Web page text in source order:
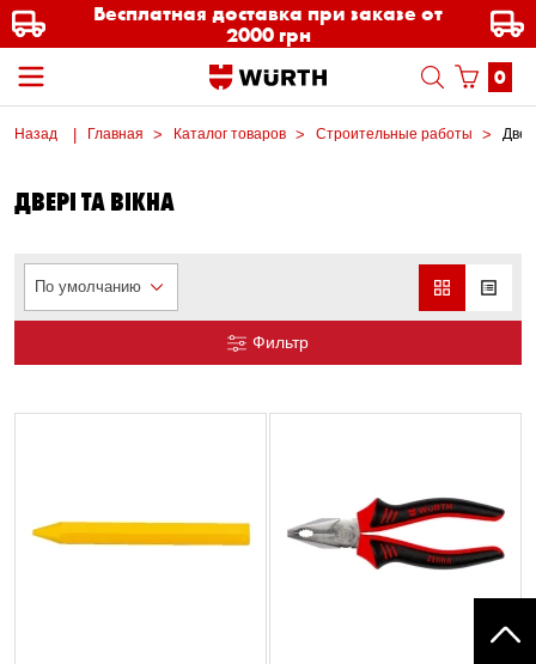
Бесплатная доставка при заказе от
2000 грн
0
Назад Главная Каталог товаров Строительные работы
ДВЕРІ ТА ВІКНА
По умолчанию
Фильтр